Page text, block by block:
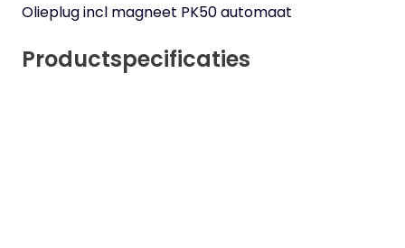
Olieplug incl magneet PK50 automaat
Productspecificaties